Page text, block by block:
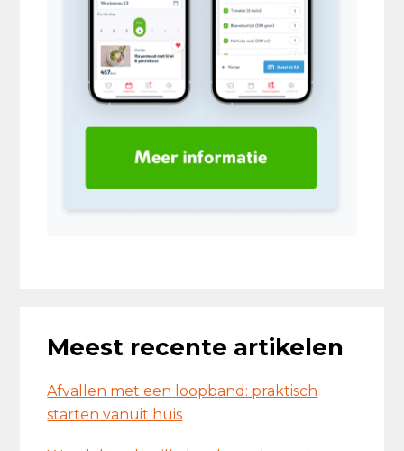
Meest recente artikelen
Afvallen met een loopband: praktisch
starten vanuit huis